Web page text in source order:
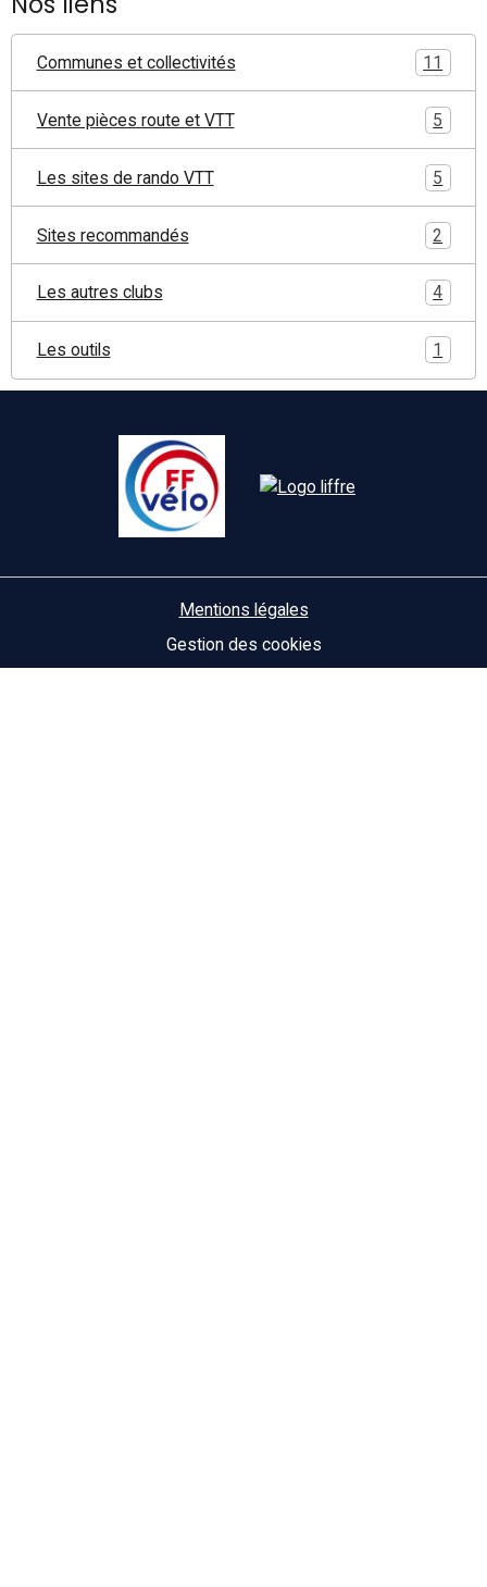
Communes et collectivités 11
Vente pièces route et VTT 5
Les sites de rando VTT 5
Sites recommandés 2
Les autres clubs 4
Les outils 1
Mentions légales
Gestion des cookies